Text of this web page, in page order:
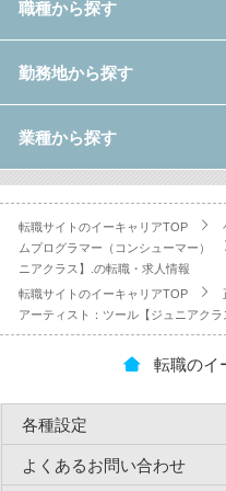
職種から探す
勤務地から探す
業種から探す
転職サイトのイーキャリアTOP
ムプログラマー（コンシューマー）
ニアクラス】.の転職・求人情報
転職サイトのイーキャリアTOP
アーティスト：ツール【ジュニアク
転職のイ
各種設定
よくあるお問い合わせ